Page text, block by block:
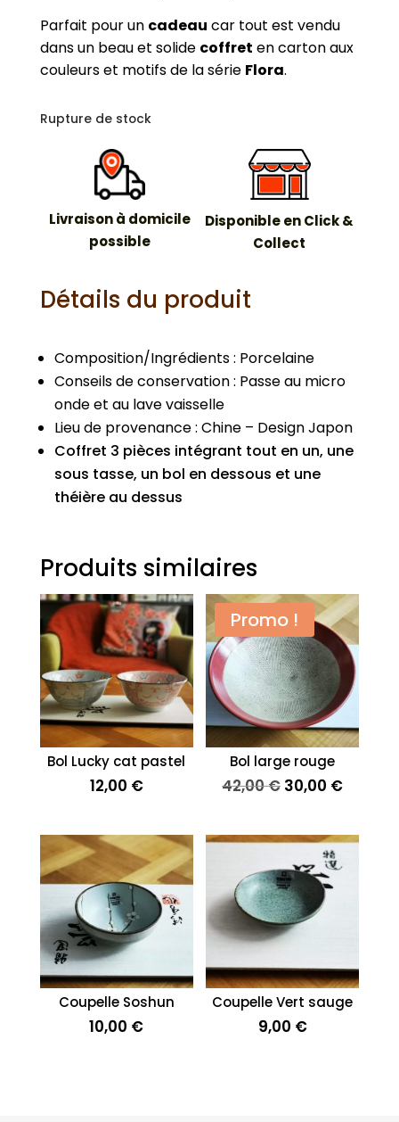
Parfait pour un cadeau car tout est vendu
dans un beau et solide coffret en carton aux
couleurs et motifs de la série Flora.
Rupture de stock
Livraison à domicile
possible
Disponible en Click &
Collect
Détails du produit
Composition/Ingrédients : Porcelaine
Conseils de conservation : Passe au micro
onde et au lave vaisselle
Lieu de provenance : Chine – Design Japon
Coffret 3 pièces intégrant tout en un, une
sous tasse, un bol en dessous et une
théière au dessus
Produits similaires
Bol Lucky cat pastel
12,00 €
Promo !
Bol large rouge
42,00€ Le
initial
était :
42,00 €.
30,00 €Le
actuel
Coupelle Soshun
10,00 €
Coupelle Vert sauge
9,00 €